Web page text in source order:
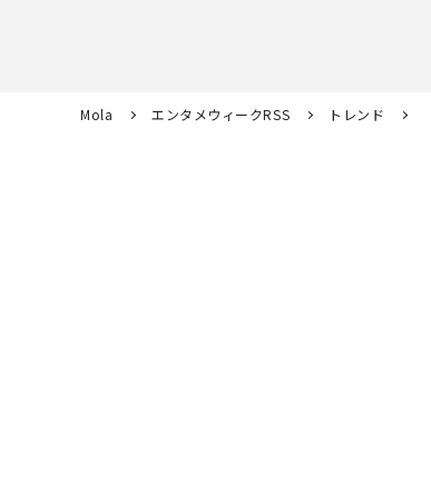
Mola エンタメウィークRSS トレンド